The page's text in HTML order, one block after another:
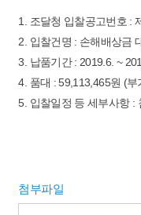
1. 조달청 입찰공고번호 :
2. 입찰건명 : 손해배상금
3. 납품기간 : 2019.6. ~
4. 품대 : 59,113,465원 (부
5. 입찰일정 등 세부사항 :
첨부파일